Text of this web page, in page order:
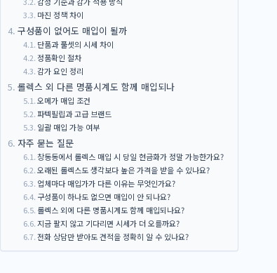
마진 정책 차이
구성품이 없어도 매입이 될까
단품과 풀셋의 시세 차이
정품확인 절차
감가 요인 정리
롤렉스 외 다른 명품시계도 함께 매입되나
오메가 매입 조건
파텍필립과 고급 브랜드
일괄 매입 가능 여부
자주 묻는 질문
창동동에서 롤렉스 매입 시 당일 현금화가 정말 가능한가요?
오래된 롤렉스도 생각보다 높은 가격을 받을 수 있나요?
업체마다 매입가가 다른 이유는 무엇인가요?
구성품이 하나도 없으면 매입이 안 되나요?
롤렉스 외에 다른 명품시계도 함께 매입되나요?
지금 팔지 않고 기다리면 시세가 더 오를까요?
전화 상담만 받아도 견적을 정확히 알 수 있나요?